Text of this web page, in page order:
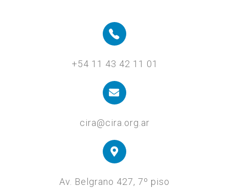
+54 11 43 42 11 01
cira@cira.org.ar
Av. Belgrano 427, 7º piso